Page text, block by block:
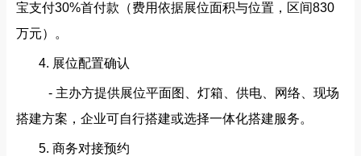
宝支付30%首付款（费用依据展位面积与位置，区间830
万元）。
4. 展位配置确认
- 主办方提供展位平面图、灯箱、供电、网络、现场
搭建方案，企业可自行搭建或选择一体化搭建服务。
5. 商务对接预约